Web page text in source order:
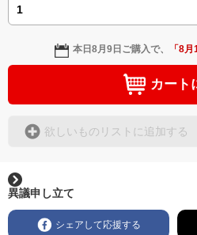
本日8月9日 ご購入で、 「8月
カート
欲しいものリストに追加する
異議申し立て
シェアして応援する